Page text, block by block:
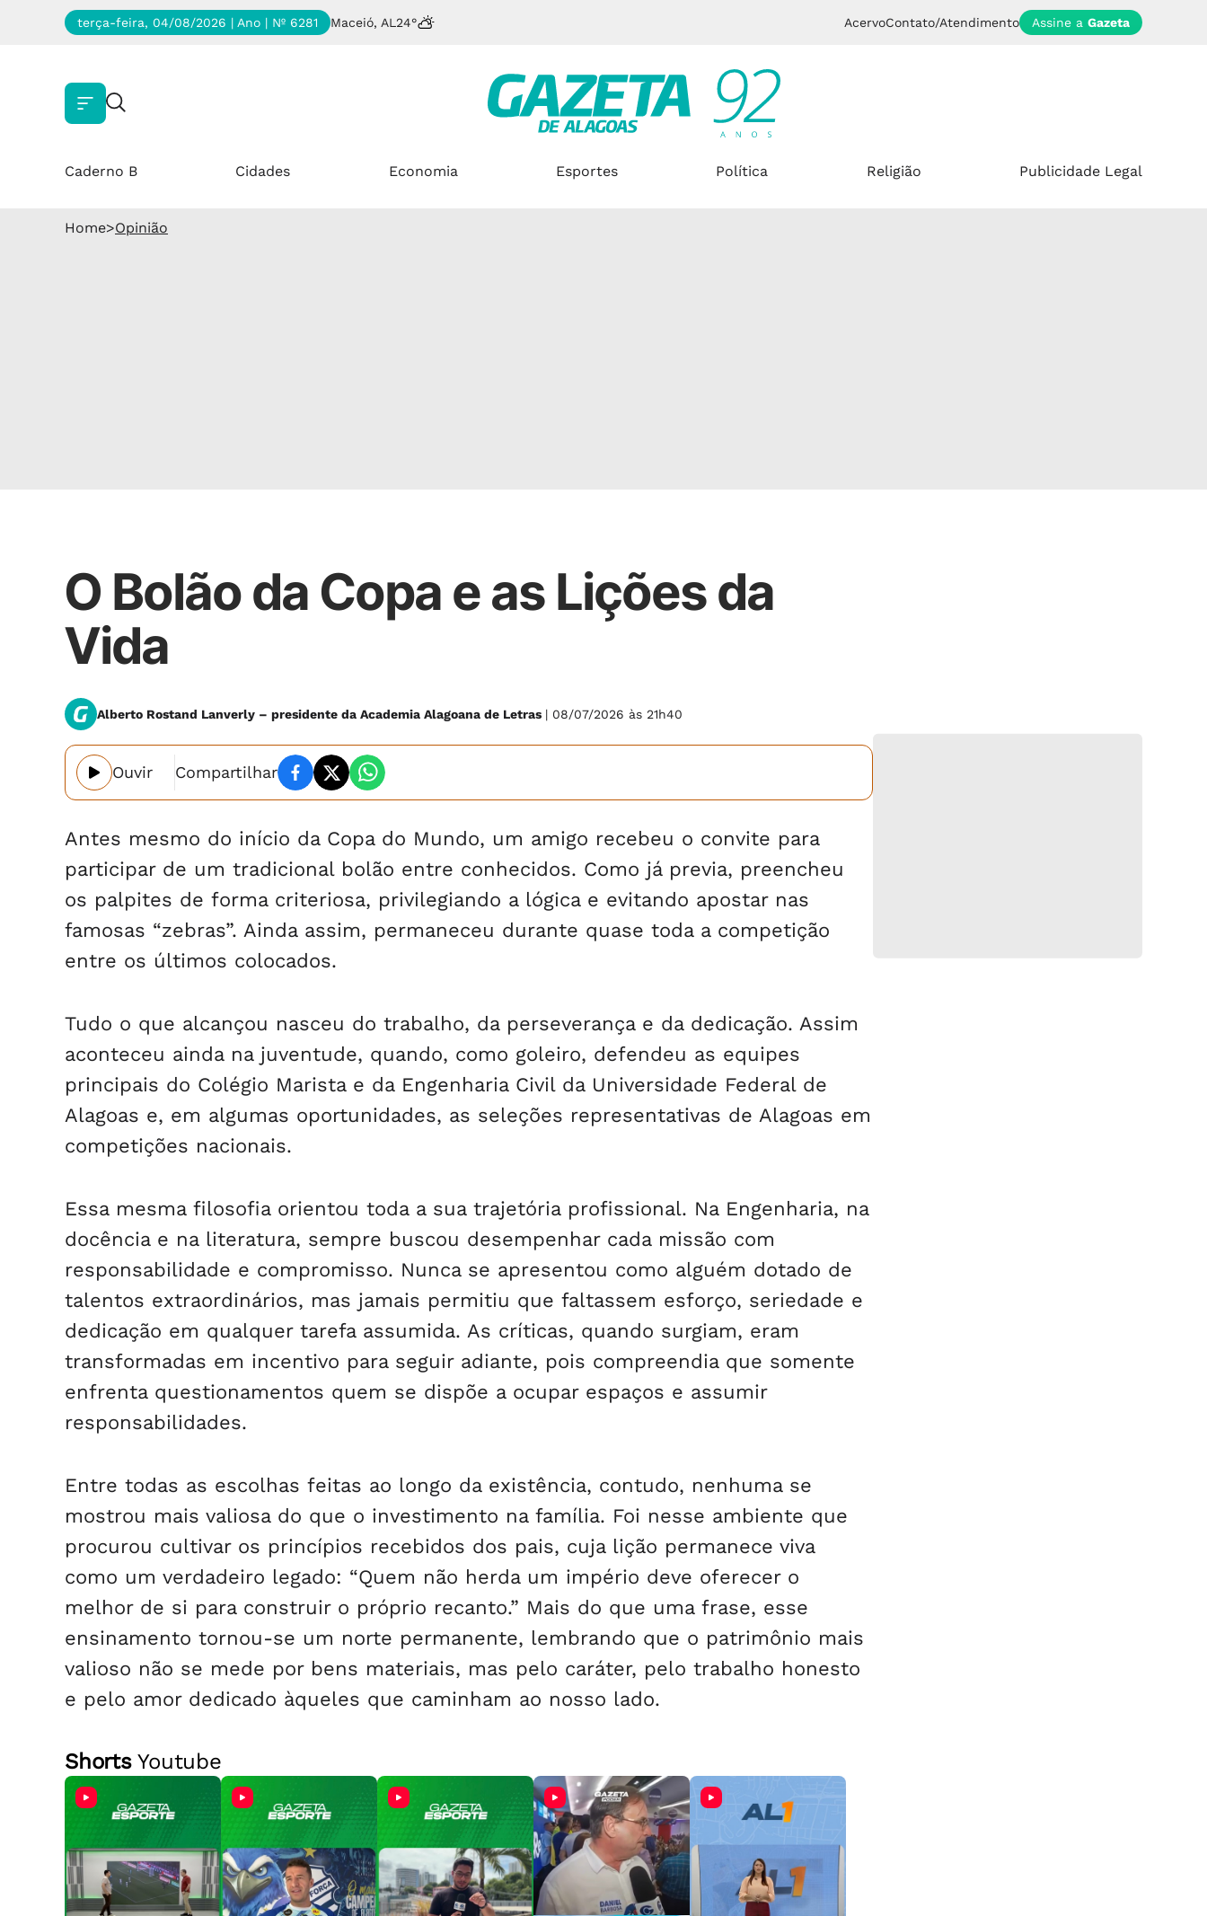
terça-feira, 04/08/2026 | Ano | Nº 6281 Maceió, AL 24° AcervoContato/Atendimento Assine a Gazeta
Caderno B Cidades Economia Esportes Política Religião Publicidade Legal
Home>Opinião
O Bolão da Copa e as Lições da
Vida
Alberto Rostand Lanverly – presidente da Academia Alagoana de Letras | 08/07/2026 às 21h40
Ouvir Compartilhar
Antes mesmo do início da Copa do Mundo, um amigo recebeu o convite para
participar de um tradicional bolão entre conhecidos. Como já previa, preencheu
os palpites de forma criteriosa, privilegiando a lógica e evitando apostar nas
famosas “zebras”. Ainda assim, permaneceu durante quase toda a competição
entre os últimos colocados.
Tudo o que alcançou nasceu do trabalho, da perseverança e da dedicação. Assim
aconteceu ainda na juventude, quando, como goleiro, defendeu as equipes
principais do Colégio Marista e da Engenharia Civil da Universidade Federal de
Alagoas e, em algumas oportunidades, as seleções representativas de Alagoas em
competições nacionais.
Essa mesma filosofia orientou toda a sua trajetória profissional. Na Engenharia, na
docência e na literatura, sempre buscou desempenhar cada missão com
responsabilidade e compromisso. Nunca se apresentou como alguém dotado de
talentos extraordinários, mas jamais permitiu que faltassem esforço, seriedade e
dedicação em qualquer tarefa assumida. As críticas, quando surgiam, eram
transformadas em incentivo para seguir adiante, pois compreendia que somente
enfrenta questionamentos quem se dispõe a ocupar espaços e assumir
responsabilidades.
Entre todas as escolhas feitas ao longo da existência, contudo, nenhuma se
mostrou mais valiosa do que o investimento na família. Foi nesse ambiente que
procurou cultivar os princípios recebidos dos pais, cuja lição permanece viva
como um verdadeiro legado: “Quem não herda um império deve oferecer o
melhor de si para construir o próprio recanto.” Mais do que uma frase, esse
ensinamento tornou-se um norte permanente, lembrando que o patrimônio mais
valioso não se mede por bens materiais, mas pelo caráter, pelo trabalho honesto
e pelo amor dedicado àqueles que caminham ao nosso lado.
ShortsYoutube